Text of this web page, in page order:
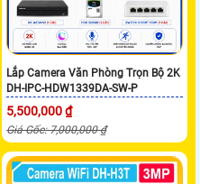
Lắp Camera Văn Phòng Trọn Bộ 2K
DH-IPC-HDW1339DA-SW-P
5,500,000 ₫
Giá Gốc: 7,000,000 ₫